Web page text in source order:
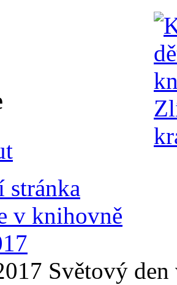
stránka
v knihovně
Světový